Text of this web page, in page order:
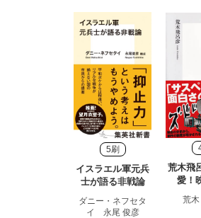
5刷
イスラエル軍元兵
士が語る非戦論
ダニー・ネフセタ
イ 永尾 俊彦
荒木飛
愛！
荒